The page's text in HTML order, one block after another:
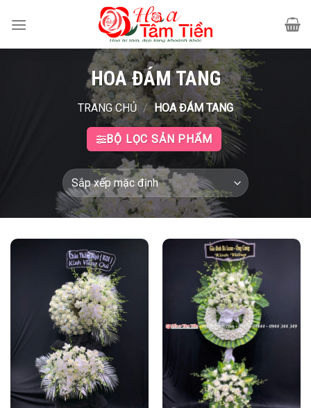
qua
HOA ĐÁM TANG
TRANG CHỦ / HOA ĐÁM TANG
BỘ LỌC SẢN PHẨM